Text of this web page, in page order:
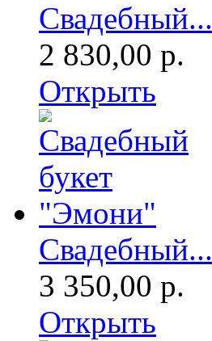
Свадебный...
2 830,00 р.
Открыть
Свадебный...
3 350,00 р.
Открыть